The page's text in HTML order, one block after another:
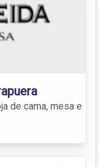
de cama, mesa e